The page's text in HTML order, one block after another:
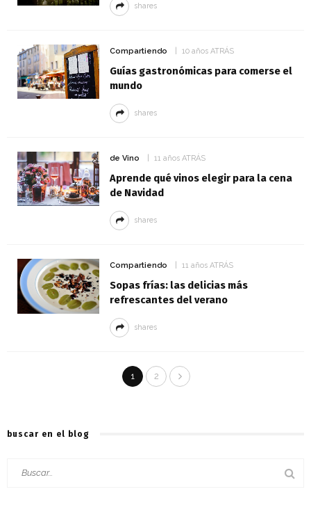
shares
Compartiendo 10 años ATRÁS
Guías gastronómicas para comerse el
mundo
shares
de Vino 11 años ATRÁS
Aprende qué vinos elegir para la cena
de Navidad
shares
Compartiendo 11 años ATRÁS
Sopas frías: las delicias más
refrescantes del verano
shares
1 2
buscar en el blog